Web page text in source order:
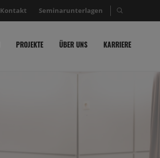
Kontakt Seminarunterlagen Suche
PROJEKTE ÜBER UNS KARRIERE